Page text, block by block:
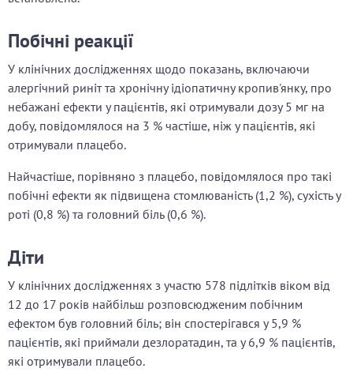
Побічні реакції
У клінічних дослідженнях щодо показань, включаючи
алергічний риніт та хронічну ідіопатичну кропив'янку, про
небажані ефекти у пацієнтів, які отримували дозу 5 мг на
добу, повідомлялося на 3 % частіше, ніж у пацієнтів, які
отримували плацебо.
Найчастіше, порівняно з плацебо, повідомлялося про такі
побічні ефекти як підвищена стомлюваність (1,2 %), сухість у
роті (0,8 %) та головний біль (0,6 %).
Діти
У клінічних дослідженнях з участю 578 підлітків віком від
12 до 17 років найбільш розповсюдженим побічним
ефектом був головний біль; він спостерігався у 5,9 %
пацієнтів, які приймали дезлоратадин, та у 6,9 % пацієнтів,
які отримували плацебо.